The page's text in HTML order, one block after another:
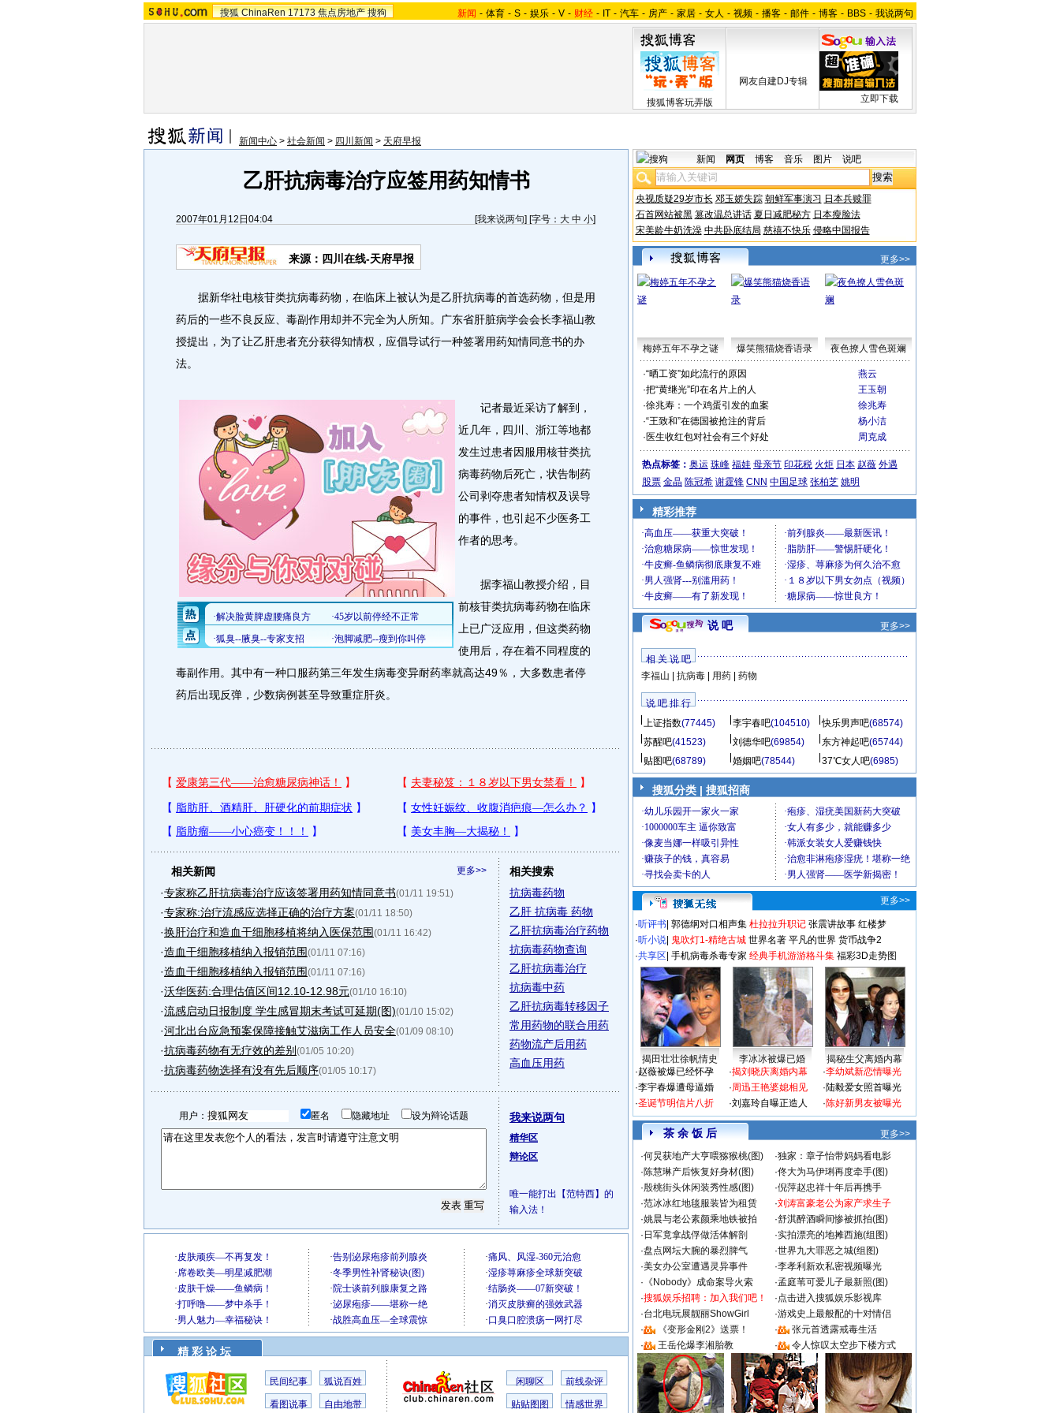
搜狐 ChinaRen 17173 焦点房地产 搜狗 新闻 - 体育 - S - 娱乐 - V - 财经 - IT - 汽车 - 房产 - 家居 - 女人 - 视频 - 播客 - 邮件 - 博客 - BBS - 我说两句
搜狐博客玩弄版
网友自建DJ专辑
立即下载
新闻中心 > 社会新闻 > 四川新闻 > 天府早报
乙肝抗病毒治疗应签用药知情书
2007年01月12日04:04 [我来说两句] [字号： 大 中 小]
来源：四川在线-天府早报
据新华社电核苷类抗病毒药物，在临床上被认为是乙肝抗病毒的首选药物，但是用
药后的一些不良反应、毒副作用却并不完全为人所知。广东省肝脏病学会会长李福山教
授提出，为了让乙肝患者充分获得知情权，应倡导试行一种签署用药知情同意书的办
法。
记者最近采访了解到，
近几年，四川、浙江等地都
发生过患者因服用核苷类抗
病毒药物后死亡，状告制药
公司剥夺患者知情权及误导
的事件，也引起不少医务工
作者的思考。
据李福山教授介绍，目
前核苷类抗病毒药物在临床
上已广泛应用，但这类药物
使用后，存在着不同程度的
毒副作用。其中有一种口服药第三年发生病毒变异耐药率就高达49％，大多数患者停
药后出现反弹，少数病例甚至导致重症肝炎。
更多>>
相关新闻
·专家称乙肝抗病毒治疗应该签署用药知情同意书(01/11 19:51)
·专家称:治疗流感应选择正确的治疗方案(01/11 18:50)
·换肝治疗和造血干细胞移植将纳入医保范围(01/11 16:42)
·造血干细胞移植纳入报销范围(01/11 07:16)
·造血干细胞移植纳入报销范围(01/11 07:16)
·沃华医药:合理估值区间12.10-12.98元(01/10 16:10)
·流感启动日报制度 学生感冒期末考试可延期(图)(01/10 15:02)
·河北出台应急预案保障接触艾滋病工作人员安全(01/09 08:10)
·抗病毒药物有无疗效的差别 (01/05 10:20)
·抗病毒药物选择有没有先后顺序(01/05 10:17)
相关搜索
抗病毒药物
乙肝 抗病毒 药物
乙肝抗病毒治疗药物
抗病毒药物查询
乙肝抗病毒治疗
抗病毒中药
乙肝抗病毒转移因子
常用药物的联合用药
药物流产后用药
高血压用药
用户： 匿名 隐藏地址 设为辩论话题 我来说两句
精华区
辩论区
唯一能打出【范特西】的
输入法！
精 彩 论 坛
民间纪事 狐说百姓
看图说事 自由地带
闲聊区 前线杂评
贴贴图图 情感世界
新闻 网页 博客 音乐 图片 说吧
央视质疑29岁市长 邓玉娇失踪 朝鲜军事演习 日本兵赎罪
石首网站被黑 篡改温总讲话 夏日减肥秘方 日本瘦脸法
宋美龄牛奶洗澡 中共卧底结局 慈禧不快乐 侵略中国报告
更多>>
梅婷五年不孕之谜 爆笑熊猫烧香语录 夜色撩人雪色斑斓
·“晒工资”如此流行的原因
燕云
·把“黄继光”印在名片上的人
王玉朝
·徐兆寿：一个鸡蛋引发的血案
徐兆寿
·“王致和”在德国被抢注的背后
杨小洁
· 医生收红包对社会有三个好处 周克成
热点标签： 奥运 珠峰 福娃 母亲节 印花税 火炬 日本 赵薇 外遇
股票 金晶 陈冠希 谢霆锋 CNN 中国足球 张柏芝 姚明
精彩推荐
说 吧 更多>>
相 关 说 吧
李福山
抗病毒| 用药| 药物
说 吧 排 行
上证指数(77445) 李宇春吧(104510) 快乐男声吧(68574)
苏醒吧(41523) 刘德华吧(69854) 东方神起吧(65744)
贴图吧(68789) 婚姻吧(78544) 37℃女人吧(6985)
搜狐分类 | 搜狐招商
更多>>
·听评书 郭德纲对口相声集 杜拉拉升职记 张震讲故事 红楼梦
·听小说 鬼吹灯1-精绝古城 世界名著 平凡的世界 货币战争2
·共享区 手机病毒杀毒专家 经典手机游游格斗集 福彩3D走势图
揭田壮壮徐帆情史 李冰冰被爆已婚
揭秘生父离婚内幕
·赵薇被爆已经怀孕
·李宇春爆遭母逼婚
·圣诞节明信片八折
·揭刘晓庆离婚内幕
·周迅王艳婆媳相见
·刘嘉玲自曝正造人
·李幼斌新恋情曝光
·陆毅爱女照首曝光
·陈好新男友被曝光
茶 余 饭 后
更多>>
·何炅获地产大亨喂猕猴桃(图) ·独家：章子怡带妈妈看电影
·陈慧琳产后恢复好身材(图) ·佟大为马伊琍再度牵手(图)
·殷桃街头休闲装秀性感(图) ·倪萍赵忠祥十年后再携手
·范冰冰红地毯服装皆为租赁 ·刘涛富豪老公为家产求生子
·姚晨与老公素颜乘地铁被拍 ·舒淇醉酒瞬间惨被抓拍(图)
· 日军竟拿战俘做活体解剖 ·实拍漂亮的地摊西施(组图)
·盘点网坛大腕的暴烈脾气 ·世界九大罪恶之城(组图)
·美女办公室遭遇灵异事件 ·李孝利新欢私密视频曝光
· 《Nobody》成命案导火索 ·孟庭苇可爱儿子最新照(图)
·搜狐娱乐招聘：加入我们吧！ ·点击进入搜狐娱乐影视库
·台北电玩展靓丽ShowGirl ·游戏史上最般配的十对情侣
·
《变形金刚2》送票！ ·
张元首透露戒毒生活
·
王岳伦爆李湘胎教 · 令人惊叹太空步下楼方式